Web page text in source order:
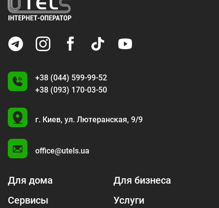
+38 (044) 599-99-52
+38 (093) 170-03-50
U
г. Киев, ул. Лютеранская, 9/9
office@utels.ua
Для дома
Для бизнеса
Сервисы
Услуги